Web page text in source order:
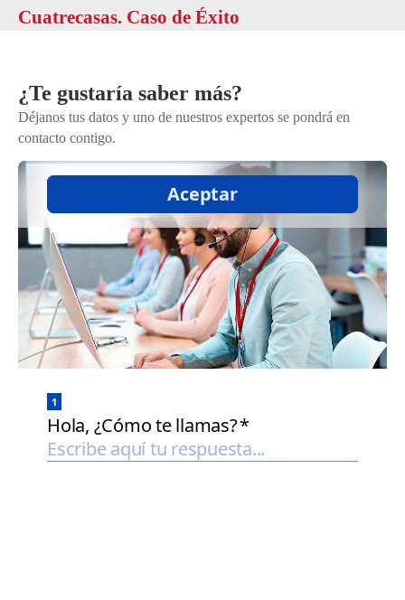
Cuatrecasas. Caso de Éxito
¿Te gustaría saber más?
Déjanos tus datos y uno de nuestros expertos se pondrá en
contacto contigo.